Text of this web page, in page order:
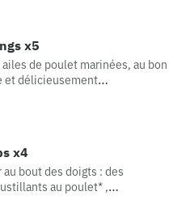
x5
de poulet marinées, au bon
et délicieusement
x4
bout des doigts : des
au poulet* ,
la sauce de votre choix